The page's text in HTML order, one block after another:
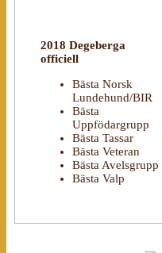
2018 Degeberga
officiell
Bästa Norsk
Lundehund/BIR
Bästa
Uppfödargrupp
Bästa Tassar
Bästa Veteran
Bästa Avelsgrupp
Bästa Valp